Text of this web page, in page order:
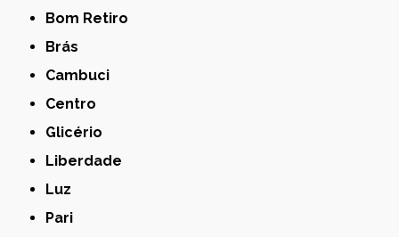
Bom Retiro
Brás
Cambuci
Centro
Glicério
Liberdade
Luz
Pari